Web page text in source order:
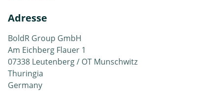
Adresse
BoldR Group GmbH
Am Eichberg Flauer 1
07338 Leutenberg / OT Munschwitz
Thuringia
Germany